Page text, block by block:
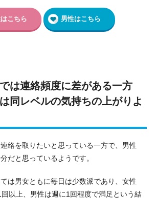
こちら 男性はこちら
は連絡頻度に差がある一方
同レベルの気持ちの上がりよ
絡を取りたいと思っている一方で、男性
だと思っているようです。
は男女ともに毎日は少数派であり、女性
以上、男性は週に1回程度で満足という結